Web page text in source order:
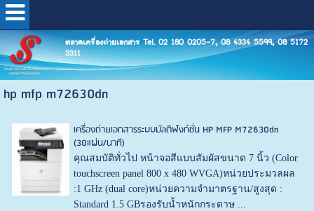
ตลาดเครื่องถ่ายเอกสาร Tel. 02 180 0205-7, 08 4334 5599, 08 5172
3311
hp mfp m72630dn
เครื่องถ่ายเอกสารระบบมัลติฟังก์ชั่น HP MFP M72630dn
(30แผ่น/นาที)
คุณสมบัติทั่วไป หน้าจอสีแบบสัมผัสขนาด 7 นิ้ว (Color
touchscreen panel 800 x 480 WVGA)หน่วยประมวลผล
:1 GHz (dual core)หน่วยความจำมาตรฐาน/สูงสุด :
Standard 1.5 GBรองรับน้ำหนักกระดาษ ...